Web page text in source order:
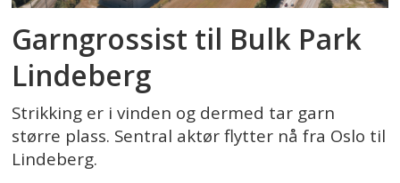
Garngrossist til Bulk Park
Lindeberg
Strikking er i vinden og dermed tar garn
større plass. Sentral aktør flytter nå fra Oslo til
Lindeberg.